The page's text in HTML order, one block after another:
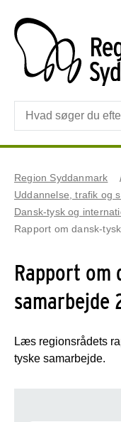
Region Syddanmark
Uddannelse, trafik og
Dansk-tysk og
Rapport om dansk-
Rapport om
samarbejde
Læs regionsrådets
tyske samarbejde.